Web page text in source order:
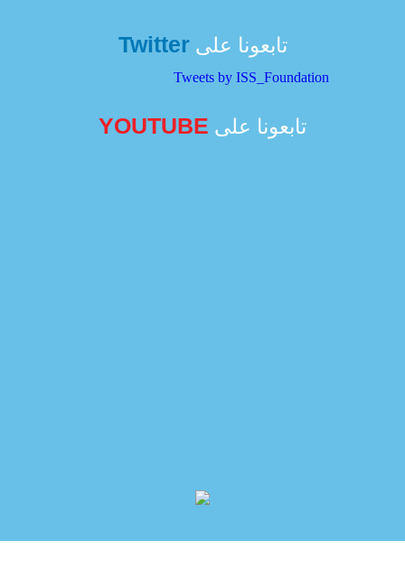
تابعونا علىTwitter
Tweets by ISS_Foundation
تابعونا على YOUTUBE